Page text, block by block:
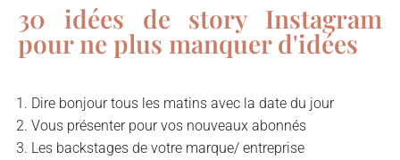
30 idées de story Instagram
pour ne plus manquer d'idées
Dire bonjour tous les matins avec la date du jour
Vous présenter pour vos nouveaux abonnés
Les backstages de votre marque/ entreprise